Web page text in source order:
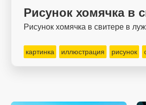
Рисунок хомячка в
Рисунок хомячка в свитере в
картинка иллюстрация рисунок